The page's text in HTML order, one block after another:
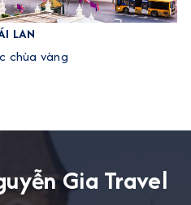
LAN
chùa vàng
Gia Travel